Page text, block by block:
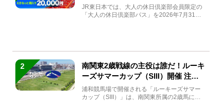
JR東日本では、大人の休日倶楽部会員限定の
「大人の休日倶楽部パス」を2026年7月31日
2
南関東2歳戦線の主役は誰だ！ルーキ
ーズサマーカップ（SIII）開催 注目
馬と見どころをチェック
浦和競馬場で開催される「ルーキーズサマー
カップ（SIII）」は、南関東所属の2歳馬によ